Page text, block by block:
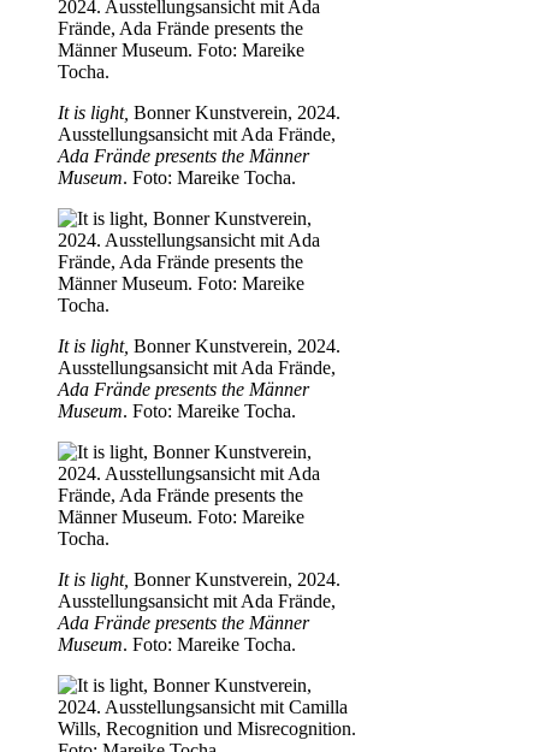
It is light, Bonner Kunstverein, 2024.
Ausstellungsansicht mit Ada Frände,
Ada Frände presents the Männer
Museum. Foto: Mareike Tocha.
It is light, Bonner Kunstverein, 2024.
Ausstellungsansicht mit Ada Frände,
Ada Frände presents the Männer
Museum. Foto: Mareike Tocha.
It is light, Bonner Kunstverein, 2024.
Ausstellungsansicht mit Ada Frände,
Ada Frände presents the Männer
Museum. Foto: Mareike Tocha.